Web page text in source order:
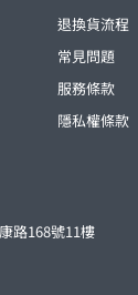
退換貨流程
常見問題
服務條款
隱私權條款
路168號11樓